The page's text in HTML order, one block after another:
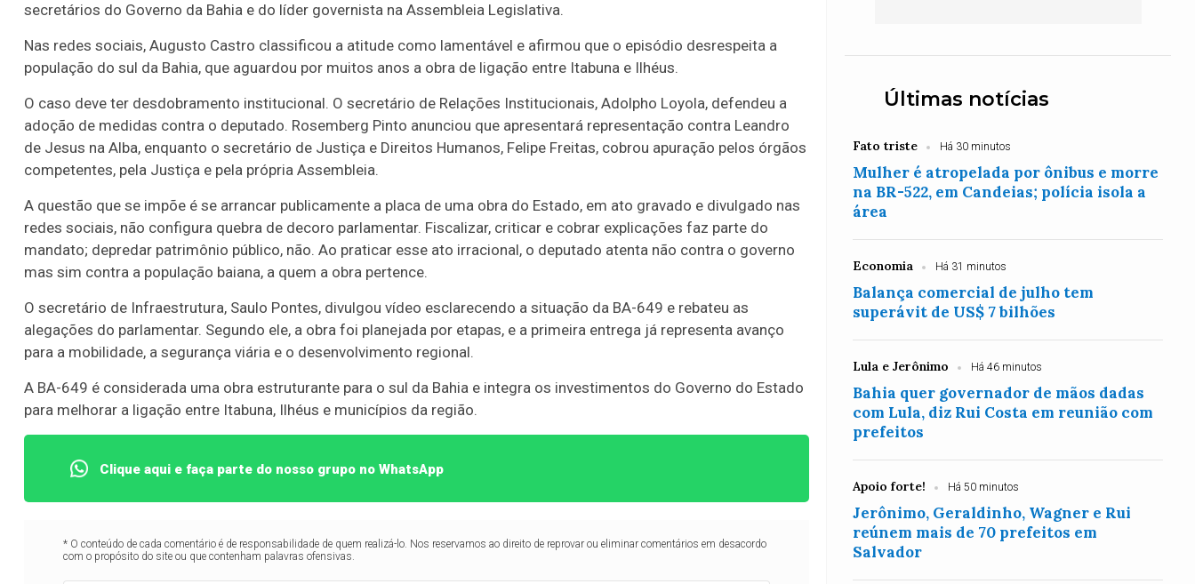
secretários do Governo da Bahia e do líder governista na Assembleia Legislativa.
Nas redes sociais, Augusto Castro classificou a atitude como lamentável e afirmou que o episódio desrespeita a
população do sul da Bahia, que aguardou por muitos anos a obra de ligação entre Itabuna e Ilhéus.
O caso deve ter desdobramento institucional. O secretário de Relações Institucionais, Adolpho Loyola, defendeu a
adoção de medidas contra o deputado. Rosemberg Pinto anunciou que apresentará representação contra Leandro
de Jesus na Alba, enquanto o secretário de Justiça e Direitos Humanos, Felipe Freitas, cobrou apuração pelos órgãos
competentes, pela Justiça e pela própria Assembleia.
A questão que se impõe é se arrancar publicamente a placa de uma obra do Estado, em ato gravado e divulgado nas
redes sociais, não configura quebra de decoro parlamentar. Fiscalizar, criticar e cobrar explicações faz parte do
mandato; depredar patrimônio público, não. Ao praticar esse ato irracional, o deputado atenta não contra o governo
mas sim contra a população baiana, a quem a obra pertence.
O secretário de Infraestrutura, Saulo Pontes, divulgou vídeo esclarecendo a situação da BA-649 e rebateu as
alegações do parlamentar. Segundo ele, a obra foi planejada por etapas, e a primeira entrega já representa avanço
para a mobilidade, a segurança viária e o desenvolvimento regional.
A BA-649 é considerada uma obra estruturante para o sul da Bahia e integra os investimentos do Governo do Estado
para melhorar a ligação entre Itabuna, Ilhéus e municípios da região.
Clique aqui e faça parte do nosso grupo no WhatsApp
* O conteúdo de cada comentário é de responsabilidade de quem realizá-lo. Nos reservamos ao direito de reprovar ou eliminar comentários em desacordo
com o propósito do site ou que contenham palavras ofensivas.
Últimas notícias
Fato triste Há 30 minutos
Mulher é atropelada por ônibus e morre
na BR-522, em Candeias; polícia isola a
área
Economia Há 31 minutos
Balança comercial de julho tem
superávit de US$ 7 bilhões
Lula e Jerônimo Há 46 minutos
Bahia quer governador de mãos dadas
com Lula, diz Rui Costa em reunião com
prefeitos
Apoio forte! Há 50 minutos
Jerônimo, Geraldinho, Wagner e Rui
reúnem mais de 70 prefeitos em
Salvador